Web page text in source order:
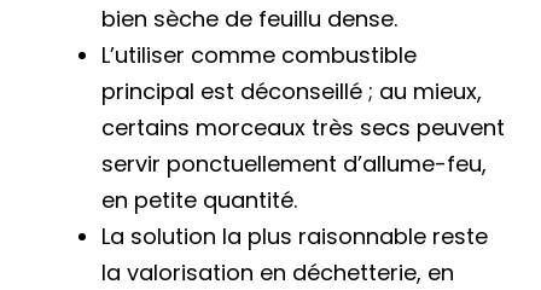
bien sèche de feuillu dense.
L’utiliser comme combustible
principal est déconseillé ; au mieux,
certains morceaux très secs peuvent
servir ponctuellement d’allume-feu,
en petite quantité.
La solution la plus raisonnable reste
la valorisation en déchetterie, en